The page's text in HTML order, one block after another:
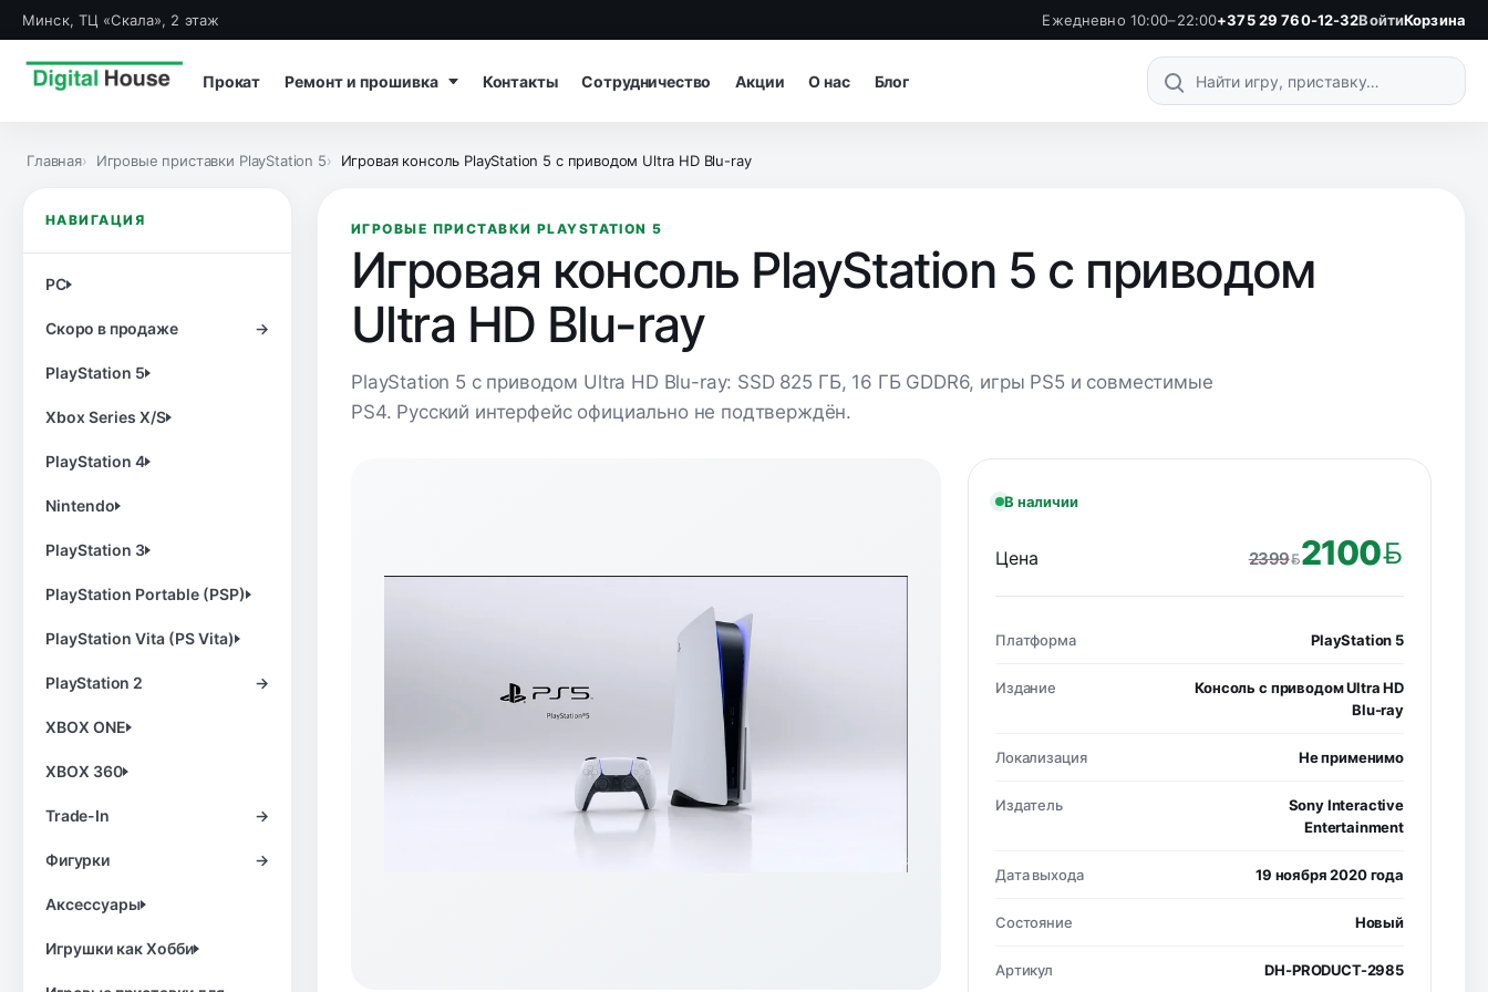
Минск, ТЦ «Скала», 2 этаж Ежедневно 10:00–22:00+375 29 760-12-32ВойтиКорзина
Прокат Ремонт и прошивка Контакты Сотрудничество Акции О нас Блог
Поиск по каталогу
Главная Игровые приставки PlayStation 5 Игровая консоль PlayStation 5 с приводом Ultra HD Blu-ray
НАВИГАЦИЯ
PC
Скоро в продаже →
PlayStation 5
Xbox Series X/S
PlayStation 4
Nintendo
PlayStation 3
PlayStation Portable (PSP)
PlayStation Vita (PS Vita)
PlayStation 2 →
XBOX ONE
XBOX 360
Trade-In →
Фигурки →
Аксессуары
Игрушки как Хобби
ИГРОВЫЕ ПРИСТАВКИ PLAYSTATION 5
Игровая консоль PlayStation 5 с приводом
Ultra HD Blu-ray
PlayStation 5 с приводом Ultra HD Blu-ray: SSD 825 ГБ, 16 ГБ GDDR6, игры PS5 и совместимые
PS4. Русский интерфейс официально не подтверждён.
В наличии
Цена 2399
BYN 2100
BYN
Платформа PlayStation 5
Издание
Консоль с приводом Ultra HD
Blu-ray
Локализация Не применимо
Издатель
Sony Interactive
Entertainment
Дата выхода 19 ноября 2020 года
Состояние Новый
Артикул DH-PRODUCT-2985